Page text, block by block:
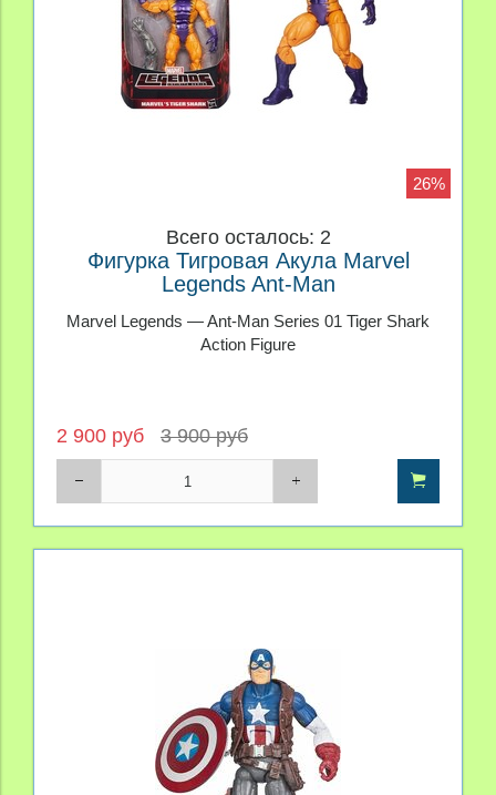
26%
Всего осталось: 2
Фигурка Тигровая Акула Marvel
Legends Ant-Man
Marvel Legends — Ant-Man Series 01 Tiger Shark
Action Figure
2 900 руб 3 900 руб